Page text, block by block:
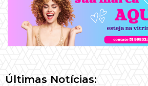
Últimas Notícias: